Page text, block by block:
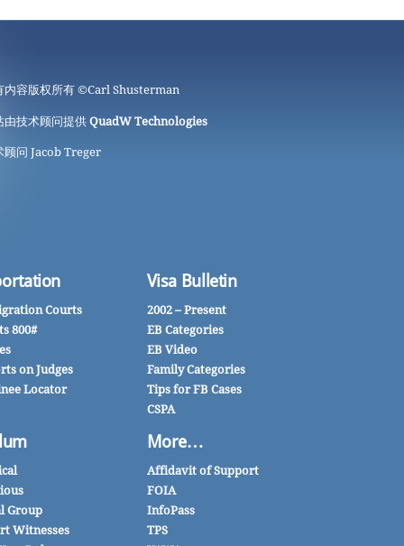
内容版权所有 ©Carl Shusterman
由技术顾问提供QuadW Technologies
顾问 Jacob Treger
Courts
800#
on Judges
Locator
Group
Witnesses
Visa Bulletin
2002 – Present
EB Categories
EB Video
Family Categories
Tips for FB Cases
CSPA
More…
Affidavit of Support
FOIA
InfoPass
TPS